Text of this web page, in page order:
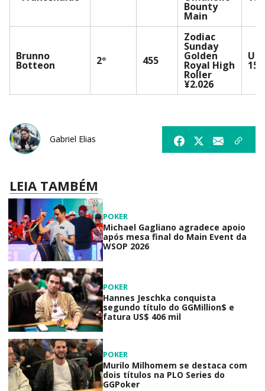
Bounty
Main
Brunno
Botteon 2º 455
Zodiac
Sunday
Golden
Royal High
Roller
¥2.026
US$
Gabriel Elias
LEIA TAMBÉM
POKER
Michael Gagliano agradece apoio
após mesa final do Main Event da
WSOP 2026
POKER
Hannes Jeschka conquista
segundo título do GGMillion$ e
fatura US$ 406 mil
POKER
Murilo Milhomem se destaca com
dois títulos na PLO Series do
GGPoker